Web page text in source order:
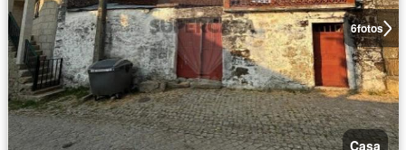
6fotos
Casa